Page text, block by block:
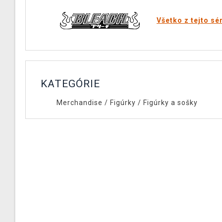
Všetko z tejto
KATEGÓRIE
Merchandise / Figúrky / Figúrky a sošky